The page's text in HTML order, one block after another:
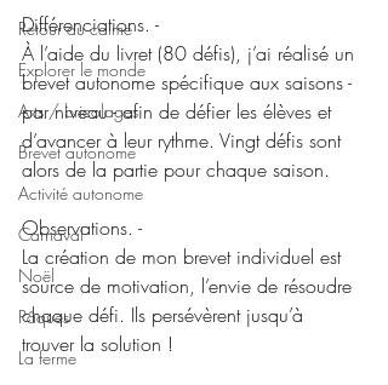
Retour au calme
Explorer le monde
Arts / bricolages
Brevet autonome
Activité autonome
Carnaval
Noël
Pâques
La ferme
Différenciations. -
À l’aide du livret (80 défis), j’ai réalisé un
brevet autonome spécifique aux saisons -
par niveau - afin de défier les élèves et
d’avancer à leur rythme. Vingt défis sont
alors de la partie pour chaque saison.
Observations. -
La création de mon brevet individuel est
source de motivation, l’envie de résoudre
chaque défi. Ils persévèrent jusqu’à
trouver la solution !